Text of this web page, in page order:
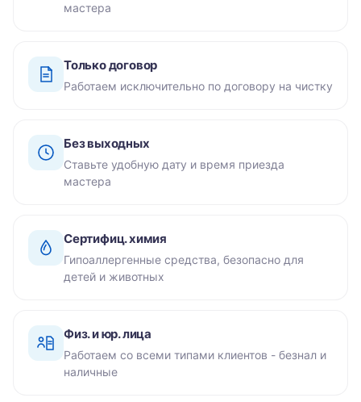
мастера
Только договор
Работаем исключительно по договору на чистку
Без выходных
Ставьте удобную дату и время приезда
мастера
Сертифиц. химия
Гипоаллергенные средства, безопасно для
детей и животных
Физ. и юр. лица
Работаем со всеми типами клиентов - безнал и
наличные